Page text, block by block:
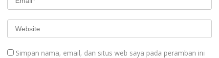
Simpan nama, email, dan situs web saya pada peramban ini